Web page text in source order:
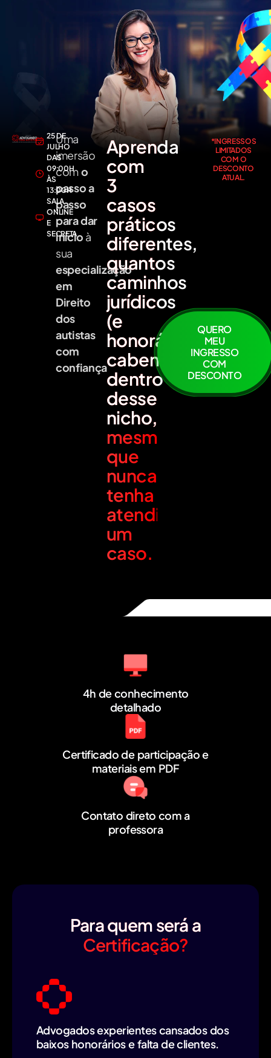
25 DE
JULHO
DAS
09:00H
ÀS
13:00H
SALA
ONLINE
E
SECRETA
Uma
imersão
como
passo a
passo
para dar
início à
sua
especialização
em
Direito
dos
autistas
com
confiança
Aprenda
com
3
casos
práticos
diferentes,
quantos
caminhos
jurídicos
(e
honorários)
cabem
dentro
desse
nicho,
mesmo
que
nunca
tenha
atendido
um
caso.
QUERO
MEU
INGRESSO
COM
DESCONTO
*INGRESSOS
LIMITADOS
COM O
DESCONTO
ATUAL.
4h de conhecimento
detalhado
Certificado de participação e
materiais em PDF
Contato direto com a
professora
Para quem será a
Certificação?
Advogados experientes cansados dos
baixos honorários e falta de clientes.​